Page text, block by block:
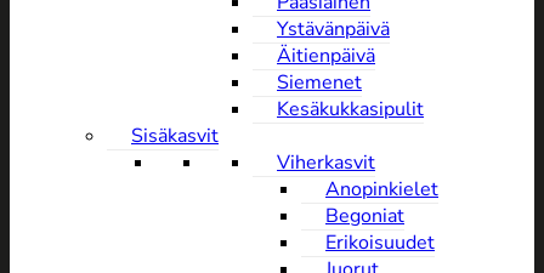
Ystävänpäivä
Äitienpäivä
Siemenet
Kesäkukkasipulit
Sisäkasvit
Viherkasvit
Anopinkielet
Begoniat
Erikoisuudet